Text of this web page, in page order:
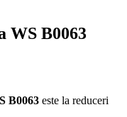
WS B0063
B0063 este la reduceri